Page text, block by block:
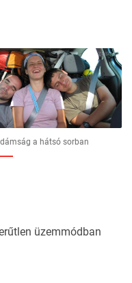
a hátsó sorban
üzemmódban